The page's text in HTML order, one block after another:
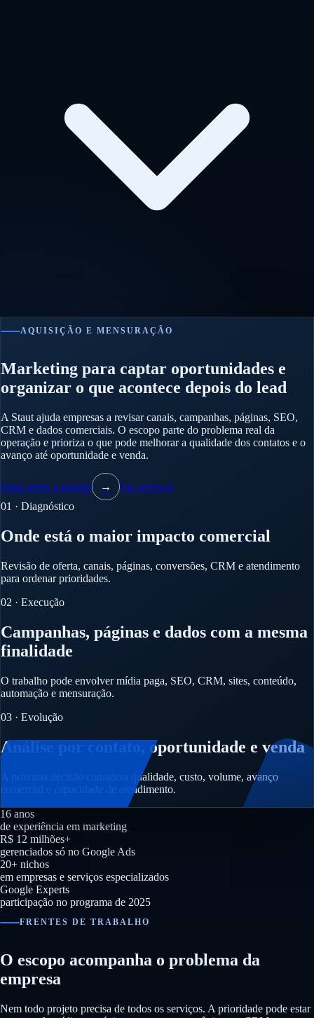
AQUISIÇÃO E MENSURAÇÃO
Marketing para captar oportunidades e
organizar o que acontece depois do lead
A Staut ajuda empresas a revisar canais, campanhas, páginas, SEO,
CRM e dados comerciais. O escopo parte do problema real da
operação e prioriza o que pode melhorar a qualidade dos contatos e o
avanço até oportunidade e venda.
Falar sobre o projeto →
Ver serviços
01 · Diagnóstico
Onde está o maior impacto comercial
Revisão de oferta, canais, páginas, conversões, CRM e atendimento
para ordenar prioridades.
02 · Execução
Campanhas, páginas e dados com a mesma
finalidade
O trabalho pode envolver mídia paga, SEO, CRM, sites, conteúdo,
automação e mensuração.
03 · Evolução
Análise por contato, oportunidade e venda
A próxima decisão considera qualidade, custo, volume, avanço
comercial e capacidade de atendimento.
16 anos
de experiência em marketing
R$ 12 milhões+
gerenciados só no Google Ads
20+ nichos
em empresas e serviços especializados
Google Experts
participação no programa de 2025
FRENTES DE TRABALHO
O escopo acompanha o problema da
empresa
Nem todo projeto precisa de todos os serviços. A prioridade pode estar